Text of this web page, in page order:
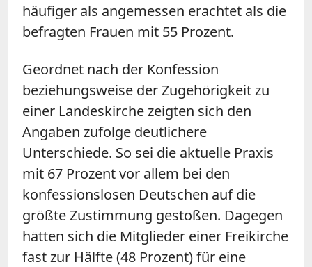
häufiger als angemessen erachtet als die
befragten Frauen mit 55 Prozent.
Geordnet nach der Konfession
beziehungsweise der Zugehörigkeit zu
einer Landeskirche zeigten sich den
Angaben zufolge deutlichere
Unterschiede. So sei die aktuelle Praxis
mit 67 Prozent vor allem bei den
konfessionslosen Deutschen auf die
größte Zustimmung gestoßen. Dagegen
hätten sich die Mitglieder einer Freikirche
fast zur Hälfte (48 Prozent) für eine